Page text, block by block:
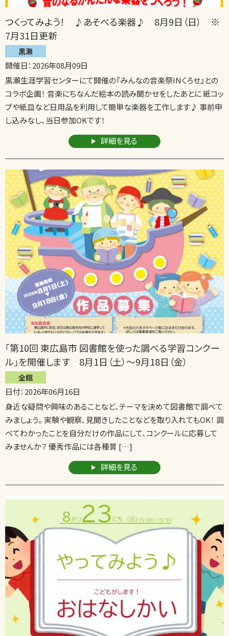
つくってみよう！ ♪あそべる楽器♪ 8月9日（日） ※
7月31日更新
黒瀬
開催日：2026年08月09日
黒瀬生涯学習センターにて開催の『みんなの音楽祭INくろせ』との
コラボ企画！ 音楽にちなんだ絵本の読み聞かせをしたあとに 紙コッ
プや紙皿など日用品を利用して簡単な楽器を工作します♪ 事前申
し込みなし、当日参加OKです！
詳細を見る
｢第10回 東広島市 図書館を使った調べる学習コンクー
ル｣を開催します 8月1日（土）～9月18日（金）
全館
日付：2026年06月16日
身近な疑問や興味のあることなど、テーマを決めて図書館で調べて
みましょう。 実験や観察､見聞きしたことなどを取り入れてもOK！ 調
べてわかったことを自分だけの作品にして、コンクールに応募して
みませんか？ 優秀作品には各種賞 […]
詳細を見る